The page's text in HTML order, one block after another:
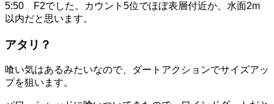
5:50 F2でした。カウント5位でほぼ表層付近か、水面2m
以内だと思います。
アタリ？
喰い気はあるみたいなので、ダートアクションでサイズアッ
プを狙います。